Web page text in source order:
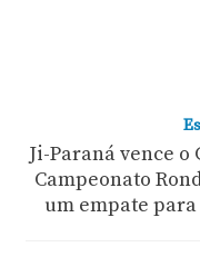
Ji-Paraná vence o
Campeonato
um empate